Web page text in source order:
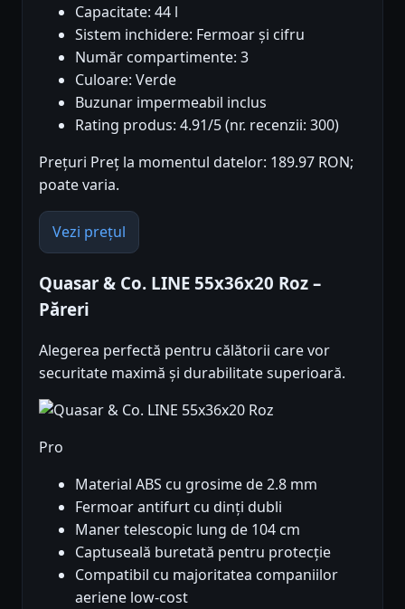
Capacitate: 44 l
Sistem inchidere: Fermoar și cifru
Număr compartimente: 3
Culoare: Verde
Buzunar impermeabil inclus
Rating produs: 4.91/5 (nr. recenzii: 300)
Prețuri Preț la momentul datelor: 189.97 RON;
poate varia.
Vezi prețul
Quasar & Co. LINE 55x36x20 Roz –
Păreri
Alegerea perfectă pentru călătorii care vor
securitate maximă și durabilitate superioară.
Pro
Material ABS cu grosime de 2.8 mm
Fermoar antifurt cu dinți dubli
Maner telescopic lung de 104 cm
Captuseală buretată pentru protecție
Compatibil cu majoritatea companiilor
aeriene low-cost